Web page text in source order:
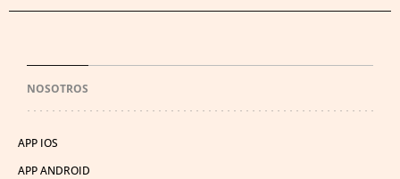
NOSOTROS
APP IOS
APP ANDROID